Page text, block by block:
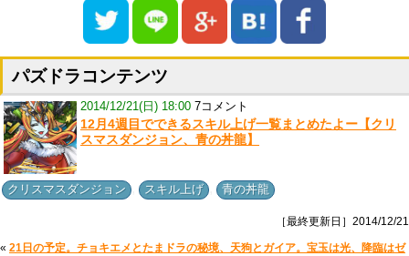
パズドラコンテンツ
2014/12/21(日) 18:00 7コメント
12月4週目でできるスキル上げ一覧まとめたよー【クリ
スマスダンジョン、青の丼龍】
クリスマスダンジョン スキル上げ 青の丼龍
［最終更新日］2014/12/21
« 21日の予定。チョキエメとたまドラの秘境、天狗とガイア。宝玉は光、降臨はゼ